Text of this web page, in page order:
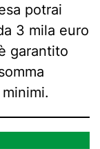
potrai
3 mila euro
garantito